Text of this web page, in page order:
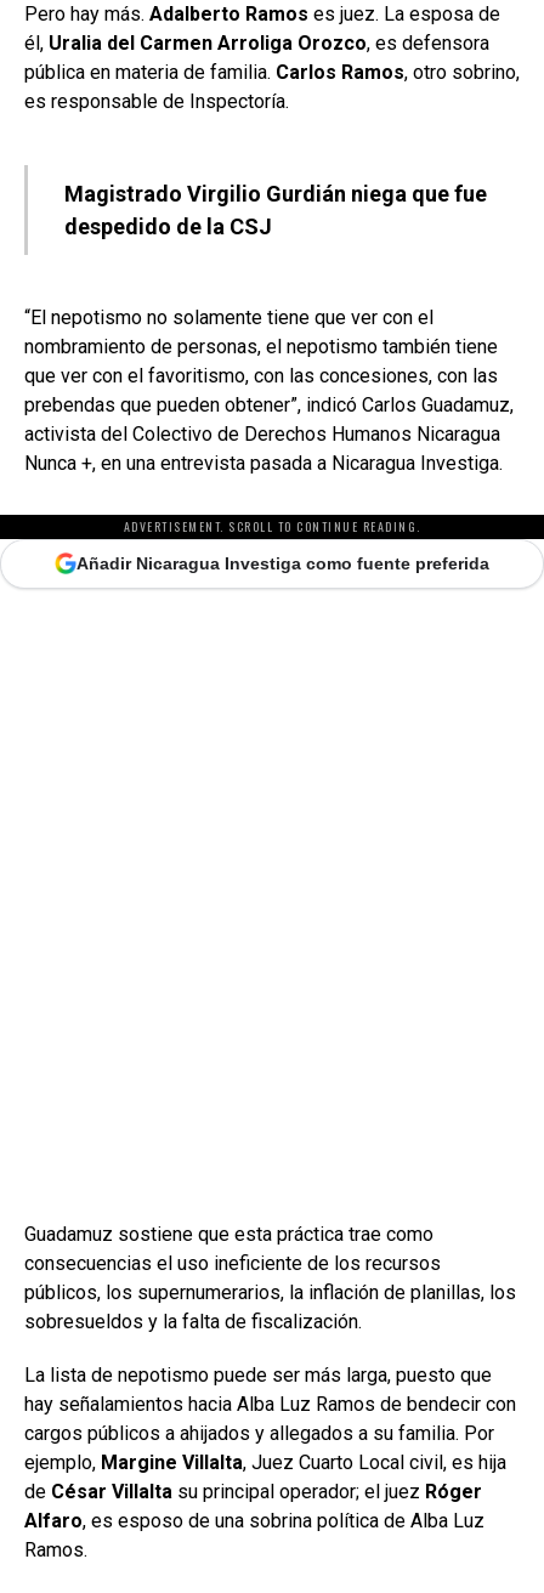
Pero hay más. Adalberto Ramos es juez. La esposa de
él, Uralia del Carmen Arroliga Orozco, es defensora
pública en materia de familia. Carlos Ramos, otro sobrino,
es responsable de Inspectoría.
Magistrado Virgilio Gurdián niega que fue
despedido de la CSJ
“El nepotismo no solamente tiene que ver con el
nombramiento de personas, el nepotismo también tiene
que ver con el favoritismo, con las concesiones, con las
prebendas que pueden obtener”, indicó Carlos Guadamuz,
activista del Colectivo de Derechos Humanos Nicaragua
Nunca +, en una entrevista pasada a Nicaragua Investiga.
ADVERTISEMENT. SCROLL TO CONTINUE READING.
Añadir Nicaragua Investiga como fuente preferida
Guadamuz sostiene que esta práctica trae como
consecuencias el uso ineficiente de los recursos
públicos, los supernumerarios, la inflación de planillas, los
sobresueldos y la falta de fiscalización.
La lista de nepotismo puede ser más larga, puesto que
hay señalamientos hacia Alba Luz Ramos de bendecir con
cargos públicos a ahijados y allegados a su familia. Por
ejemplo, Margine Villalta, Juez Cuarto Local civil, es hija
de César Villalta su principal operador; el juez Róger
Alfaro, es esposo de una sobrina política de Alba Luz
Ramos.